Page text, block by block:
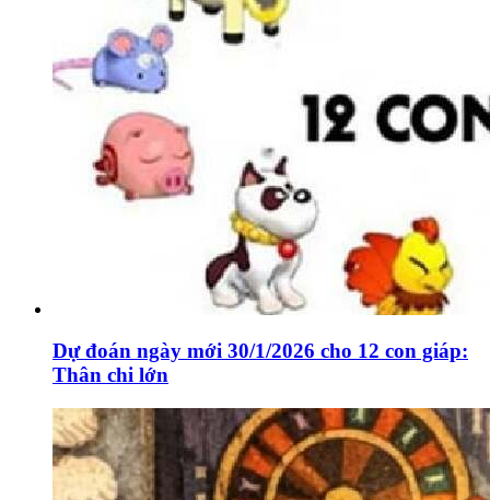
Dự đoán ngày mới 30/1/2026 cho 12 con giáp:
Thân chi lớn